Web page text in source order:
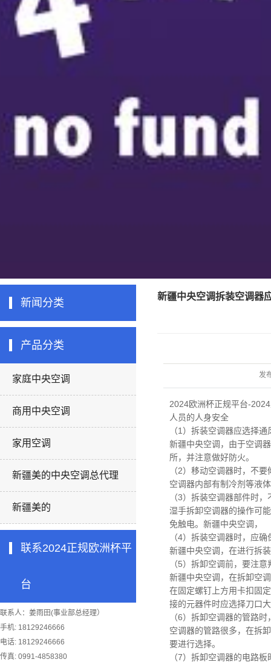
新闻分类
产品分类
家庭中央空调
商用中央空调
家用空调
新疆美的中央空调总代理
新疆美的
联系2024正规欧洲杯平
台
联系人：姜雨田(事业部总经理）
手机: 18129246666
电话: 18129246666
传真: 0991-4858380
新疆中央空调拆装空调器
发
2024欧洲杯正规平台-
人员的人身安全
（1）拆装空调器应选择
新疆中央空调， 由于空调
所，并注意做好防火。
（2）移动空调器时，不要
空调器内部有制冷剂等液
（3）拆装空调器部件时
湿手拆卸空调器的操作可
免触电。 新疆中央空调，
（4）拆装空调器时，应
新疆中央空调， 在进行拆
（5）拆卸空调前，要注
新疆中央空调， 在拆卸空
在固定螺钉上方用卡扣固
接的元器件时应选择刀口
（6）拆卸空调器的管路
空调器的管路很多，在拆
要进行选择。
（7）拆卸空调器的电路板